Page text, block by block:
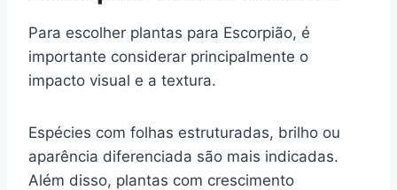
Para escolher plantas para Escorpião, é
importante considerar principalmente o
impacto visual e a textura.
Espécies com folhas estruturadas, brilho ou
aparência diferenciada são mais indicadas.
Além disso, plantas com crescimento